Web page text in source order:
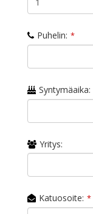
Puhelin: *
Syntymäaika:
Yritys:
Katuosoite: *